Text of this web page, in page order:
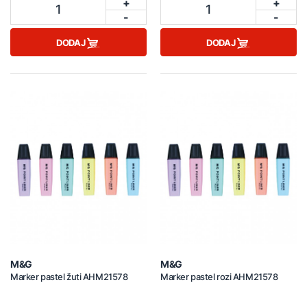
1
-
DODAJ
1
-
DODAJ
M&G
Marker pastel žuti AHM21578
M&G
Marker pastel rozi AHM21578